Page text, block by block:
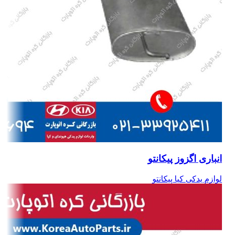
انباری اگزوز پیکانتو
لوازم یدکی کیا پیکانتو